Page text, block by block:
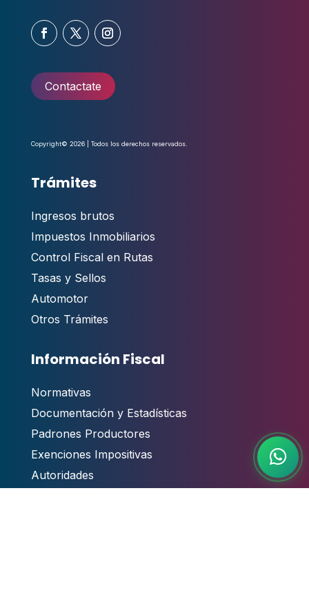
Contactate
Copyright© 2026 | Todos los derechos reservados.
Trámites
Ingresos brutos
Impuestos Inmobiliarios
Control Fiscal en Rutas
Tasas y Sellos
Automotor
Otros Trámites
Información Fiscal
Normativas
Documentación y Estadísticas
Padrones Productores
Exenciones Impositivas
Autoridades